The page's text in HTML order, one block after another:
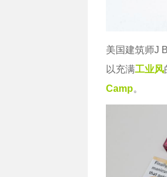
美国建筑师J
以充满工业风
Camp。